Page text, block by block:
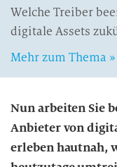
Welche Treiber
digitale Assets
Mehr zum Thema »
Nun arbeiten Sie
Anbieter von
erleben hautnah,